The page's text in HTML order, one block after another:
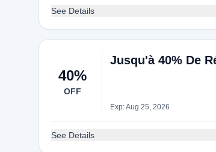
See Details
40%
OFF
Jusqu'à 40% De
Exp: Aug 25, 2026
See Details